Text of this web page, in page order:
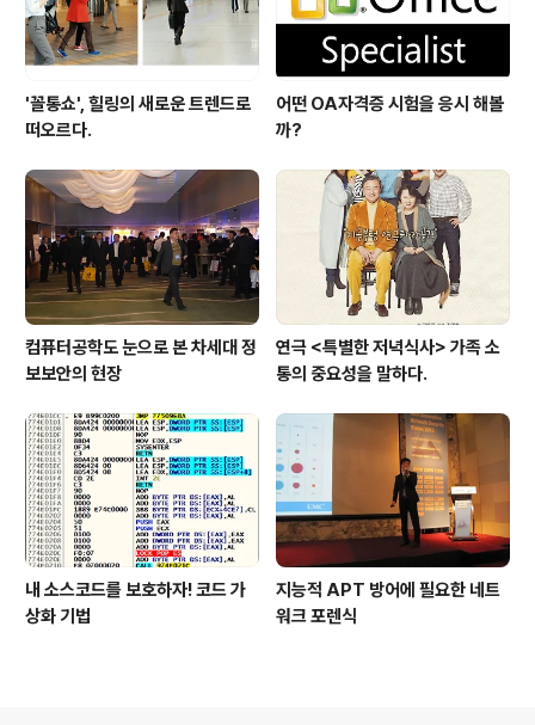
'꼴통쇼', 힐링의 새로운 트렌드로
떠오르다.
어떤 OA자격증 시험을 응시 해볼
까?
컴퓨터공학도 눈으로 본 차세대 정
보보안의 현장
연극 <특별한 저녁식사> 가족 소
통의 중요성을 말하다.
내 소스코드를 보호하자! 코드 가
상화 기법
지능적 APT 방어에 필요한 네트
워크 포렌식